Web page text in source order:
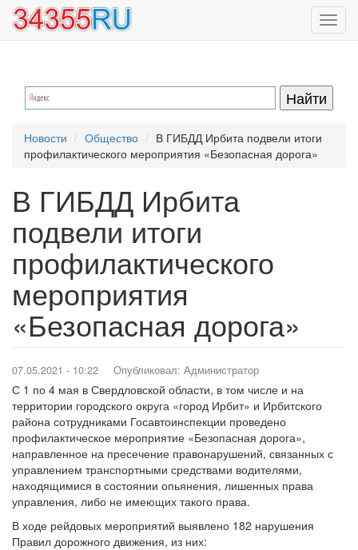
Перейти
основному
Новости Общество
В ГИБДД Ирбита подвели итоги
профилактического мероприятия «Безопасная дорога»
В ГИБДД Ирбита
подвели итоги
профилактического
мероприятия
«Безопасная дорога»
07.05.2021 - 10:22 Опубликовал: Администратор
С 1 по 4 мая в Свердловской области, в том числе и на
территории городского округа «город Ирбит» и Ирбитского
района сотрудниками Госавтоинспекции проведено
профилактическое мероприятие «Безопасная дорога»,
направленное на пресечение правонарушений, связанных с
управлением транспортными средствами водителями,
находящимися в состоянии опьянения, лишенных права
управления, либо не имеющих такого права.
В ходе рейдовых мероприятий выявлено 182 нарушения
Правил дорожного движения, из них: